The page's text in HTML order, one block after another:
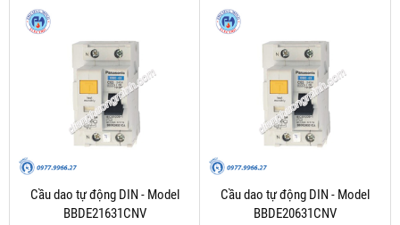
Cầu dao tự động DIN - Model
BBDE21631CNV
Cầu dao tự động DIN - Model
BBDE20631CNV